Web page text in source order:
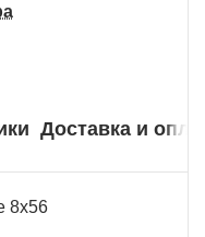
Доставка и
8x56